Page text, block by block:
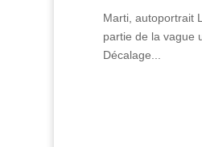
Marti, autoportrait
partie de la vague
Décalage...